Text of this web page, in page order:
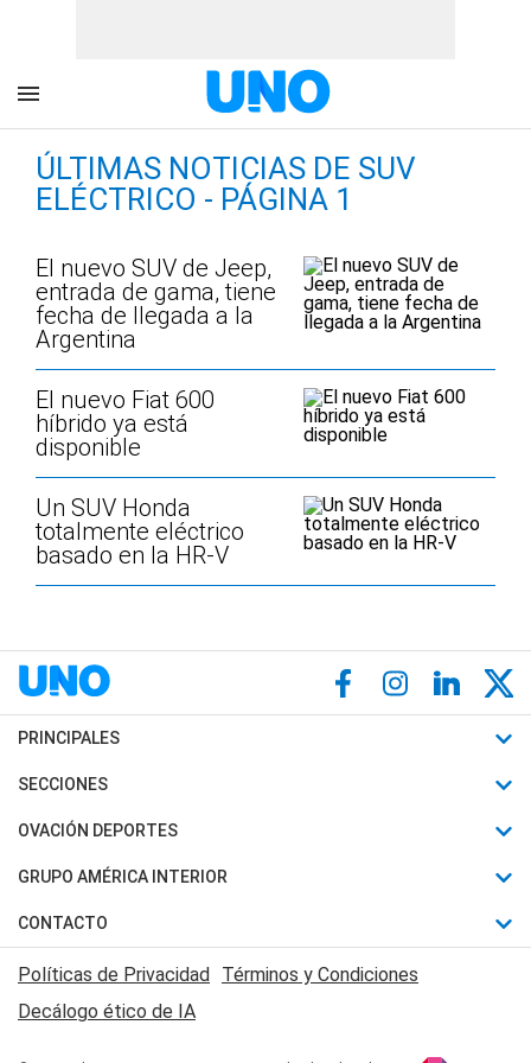
ÚLTIMAS NOTICIAS DE SUV
ELÉCTRICO - PÁGINA 1
El nuevo SUV de Jeep,
entrada de gama, tiene
fecha de llegada a la
Argentina
El nuevo Fiat 600
híbrido ya está
disponible
Un SUV Honda
totalmente eléctrico
basado en la HR-V
PRINCIPALES
Últimas Noticias
Política
Judiciales
Economia
SECCIONES
Horóscopo
Motores
Trucos caseros
Series y Películas
Edictos y Solicitadas
OVACIÓN DEPORTES
Fútbol
Mundial
Automovilismo
Rugby
GRUPO AMÉRICA INTERIOR
Canal 7 en Vivo
CONTACTO
Acerca de Nosotros
Contactanos
Políticas de Privacidad Términos y Condiciones
Decálogo ético de IA